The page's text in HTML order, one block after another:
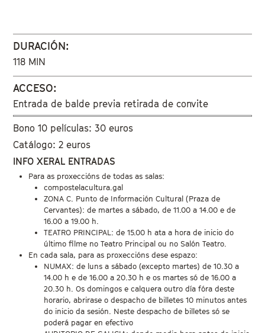
DURACIÓN:
118 MIN
ACCESO:
Entrada de balde previa retirada de convite
Bono 10 películas: 30 euros
Catálogo: 2 euros
INFO XERAL ENTRADAS
Para as proxeccións de todas as salas:
compostelacultura.gal
ZONA C. Punto de Información Cultural (Praza de
Cervantes): de martes a sábado, de 11.00 a 14.00 e de
16.00 a 19.00 h.
TEATRO PRINCIPAL: de 15.00 h ata a hora de inicio do
último filme no Teatro Principal ou no Salón Teatro.
En cada sala, para as proxeccións dese espazo:
NUMAX: de luns a sábado (excepto martes) de 10.30 a
14.00 h e de 16.00 a 20.30 h e os martes só de 16.00 a
20.30 h. Os domingos e calquera outro día fóra deste
horario, abrirase o despacho de billetes 10 minutos antes
do inicio da sesión. Neste despacho de billetes só se
poderá pagar en efectivo